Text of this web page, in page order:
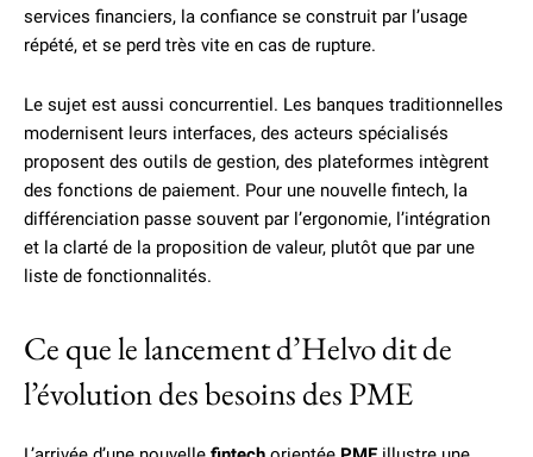
services financiers, la confiance se construit par l’usage
répété, et se perd très vite en cas de rupture.
Le sujet est aussi concurrentiel. Les banques traditionnelles
modernisent leurs interfaces, des acteurs spécialisés
proposent des outils de gestion, des plateformes intègrent
des fonctions de paiement. Pour une nouvelle fintech, la
différenciation passe souvent par l’ergonomie, l’intégration
et la clarté de la proposition de valeur, plutôt que par une
liste de fonctionnalités.
Ce que le lancement d’Helvo dit de
l’évolution des besoins des PME